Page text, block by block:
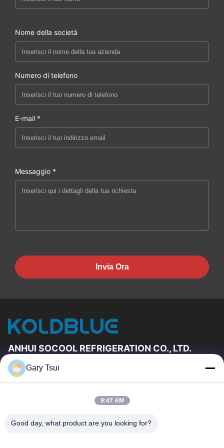
Nome della società
Numero di telefono
E-mail *
Messaggio *
Invia Ora
ANHUI SOCOOL REFRIGERATION CO., LTD.
Link Veloci
Circa Noi
Giro Della Fabbrica
Controllo Di Qualità
Gary Tsui
9:47 AM
Good day, what product are you looking for?